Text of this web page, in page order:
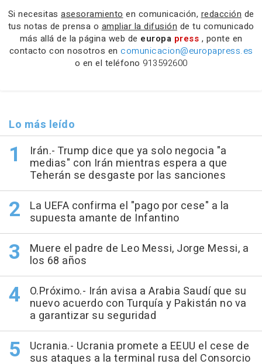
Si necesitas asesoramiento en comunicación, redacción de
tus notas de prensa o ampliar la difusión de tu comunicado
más allá de la página web de europa press , ponte en
contacto con nosotros en comunicacion@europapress.es
o en el teléfono 913592600
Lo más leído
Irán.- Trump dice que ya solo negocia "a
medias" con Irán mientras espera a que
Teherán se desgaste por las sanciones
La UEFA confirma el "pago por cese" a la
supuesta amante de Infantino
Muere el padre de Leo Messi, Jorge Messi, a
los 68 años
O.Próximo.- Irán avisa a Arabia Saudí que su
nuevo acuerdo con Turquía y Pakistán no va
a garantizar su seguridad
Ucrania.- Ucrania promete a EEUU el cese de
sus ataques a la terminal rusa del Consorcio